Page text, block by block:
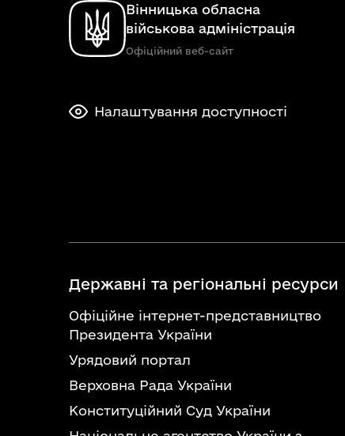
Вінницька обласна
військова адміністрація
Офіційний веб-сайт
Налаштування доступності
Державні та регіональні ресурси
Офіційне інтернет-представництво
Президента України
Урядовий портал
Верховна Рада України
Конституційний Суд України